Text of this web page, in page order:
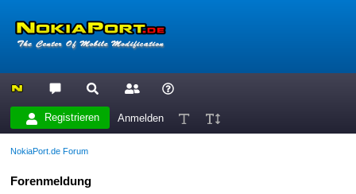
Registrieren Anmelden
NokiaPort.de Forum
Forenmeldung